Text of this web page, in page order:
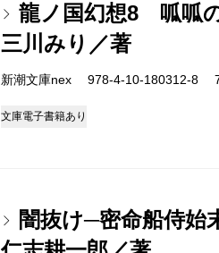
龍ノ国幻想8 呱呱
三川みり／著
新潮文庫nex 978-4-10-180312-8
文庫電子書籍あり
闇抜け─密命船侍始